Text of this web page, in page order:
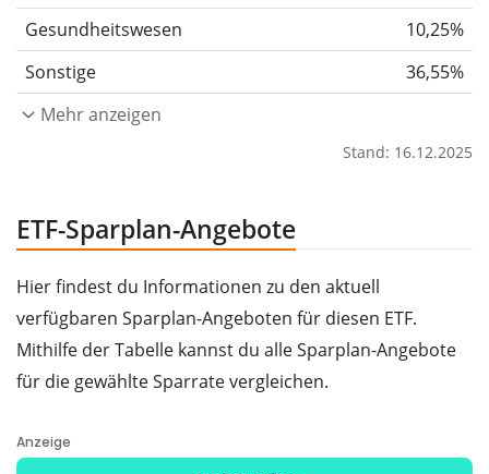
Gesundheitswesen
10,25%
Sonstige
36,55%
Mehr anzeigen
Stand: 16.12.2025
ETF-Sparplan-Angebote
Hier findest du Informationen zu den aktuell
verfügbaren Sparplan-Angeboten für diesen ETF.
Mithilfe der Tabelle kannst du alle Sparplan-Angebote
für die gewählte Sparrate vergleichen.